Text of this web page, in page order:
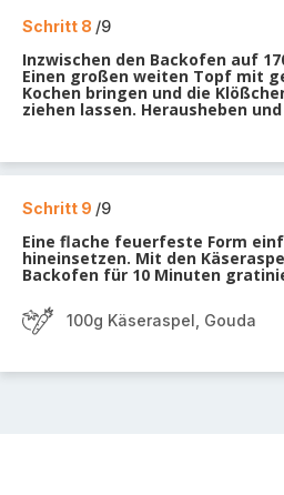
Schritt 8 /9
Inzwischen den Backofen auf
Einen großen weiten Topf mit
Kochen bringen und die
ziehen lassen. Herausheben
Schritt 9 /9
Eine flache feuerfeste Form
hineinsetzen. Mit den
Backofen für 10 Minuten
100g Käseraspel, Gouda